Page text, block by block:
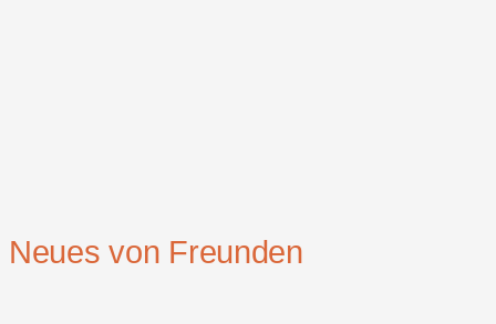
Neues von Freunden